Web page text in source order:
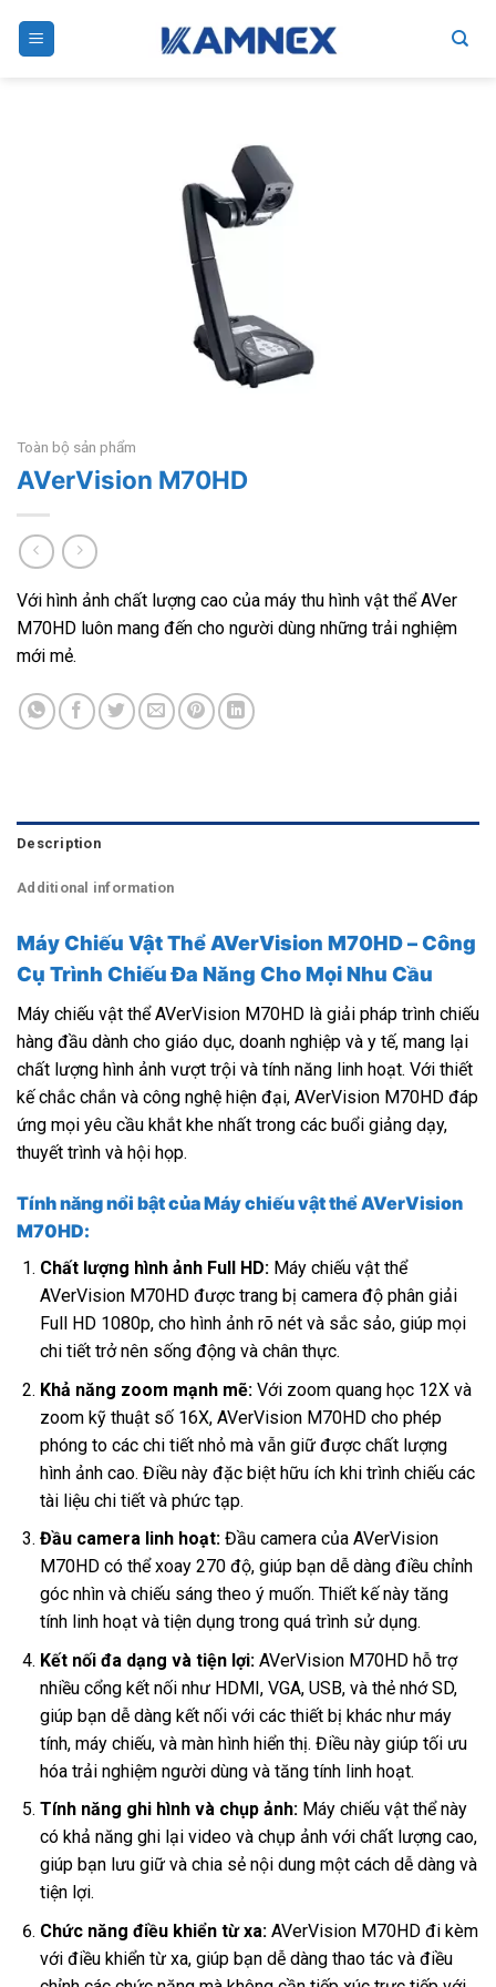
Toàn bộ sản phẩm
AVerVision M70HD
Với hình ảnh chất lượng cao của máy thu hình vật thể AVer
M70HD luôn mang đến cho người dùng những trải nghiệm
mới mẻ.
Description
Additional information
Máy Chiếu Vật Thể AVerVision M70HD – Công
Cụ Trình Chiếu Đa Năng Cho Mọi Nhu Cầu
Máy chiếu vật thể AVerVision M70HD là giải pháp trình chiếu
hàng đầu dành cho giáo dục, doanh nghiệp và y tế, mang lại
chất lượng hình ảnh vượt trội và tính năng linh hoạt. Với thiết
kế chắc chắn và công nghệ hiện đại, AVerVision M70HD đáp
ứng mọi yêu cầu khắt khe nhất trong các buổi giảng dạy,
thuyết trình và hội họp.
Tính năng nổi bật của Máy chiếu vật thể AVerVision
M70HD:
Chất lượng hình ảnh Full HD:Máy chiếu vật thể
AVerVision M70HD được trang bị camera độ phân giải
Full HD 1080p, cho hình ảnh rõ nét và sắc sảo, giúp mọi
chi tiết trở nên sống động và chân thực.
Khả năng zoom mạnh mẽ:Với zoom quang học 12X và
zoom kỹ thuật số 16X, AVerVision M70HD cho phép
phóng to các chi tiết nhỏ mà vẫn giữ được chất lượng
hình ảnh cao. Điều này đặc biệt hữu ích khi trình chiếu các
tài liệu chi tiết và phức tạp.
Đầu camera linh hoạt:Đầu camera của AVerVision
M70HD có thể xoay 270 độ, giúp bạn dễ dàng điều chỉnh
góc nhìn và chiếu sáng theo ý muốn. Thiết kế này tăng
tính linh hoạt và tiện dụng trong quá trình sử dụng.
Kết nối đa dạng và tiện lợi:AVerVision M70HD hỗ trợ
nhiều cổng kết nối như HDMI, VGA, USB, và thẻ nhớ SD,
giúp bạn dễ dàng kết nối với các thiết bị khác như máy
tính, máy chiếu, và màn hình hiển thị. Điều này giúp tối ưu
hóa trải nghiệm người dùng và tăng tính linh hoạt.
Tính năng ghi hình và chụp ảnh:Máy chiếu vật thể này
có khả năng ghi lại video và chụp ảnh với chất lượng cao,
giúp bạn lưu giữ và chia sẻ nội dung một cách dễ dàng và
tiện lợi.
Chức năng điều khiển từ xa:AVerVision M70HD đi kèm
với điều khiển từ xa, giúp bạn dễ dàng thao tác và điều